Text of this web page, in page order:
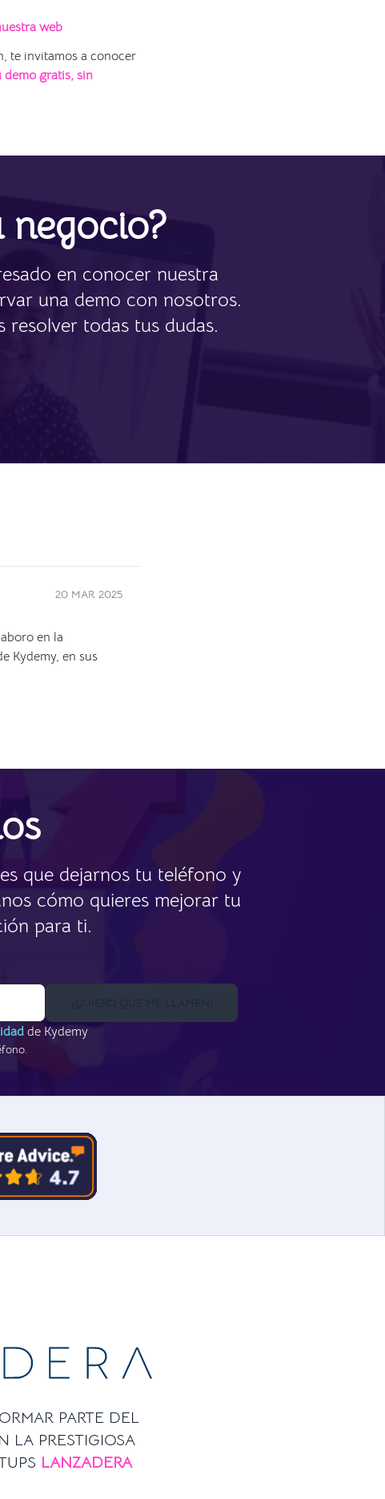
web
te invitamos a conocer
demo gratis, sin
en conocer nuestra
una demo con nosotros.
resolver todas tus dudas.
20 MAR 2025
en la
Kydemy, en sus
que dejarnos tu teléfono y
cómo quieres mejorar tu
para ti.
de Kydemy
PARTE DEL
LA PRESTIGIOSA
LANZADERA